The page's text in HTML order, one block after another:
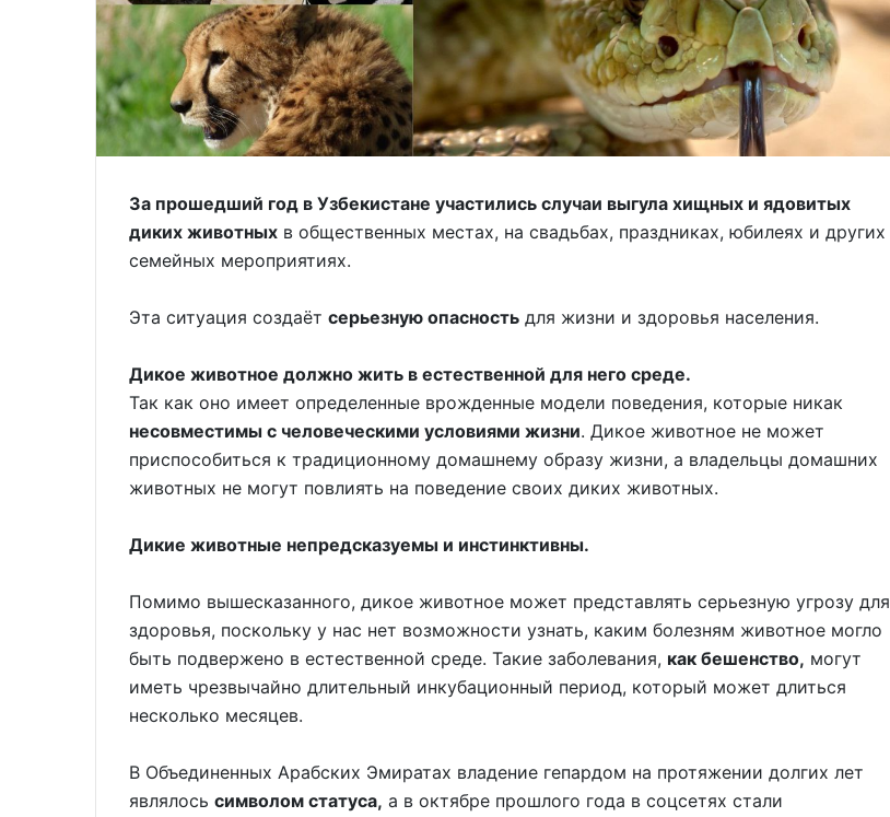
За прошедший год в Узбекистане участились случаи выгула хищных и ядовитых
диких животных в общественных местах, на свадьбах, праздниках, юбилеях и других
семейных мероприятиях.
Эта ситуация создаёт серьезную опасность для жизни и здоровья населения.
Дикое животное должно жить в естественной для него среде.
Так как оно имеет определенные врожденные модели поведения, которые никак
несовместимы с человеческими условиями жизни. Дикое животное не может
приспособиться к традиционному домашнему образу жизни, а владельцы домашних
животных не могут повлиять на поведение своих диких животных.
Дикие животные непредсказуемы и инстинктивны.
Помимо вышесказанного, дикое животное может представлять серьезную угрозу для
здоровья, поскольку у нас нет возможности узнать, каким болезням животное могло
быть подвержено в естественной среде. Такие заболевания, как бешенство, могут
иметь чрезвычайно длительный инкубационный период, который может длиться
несколько месяцев.
В Объединенных Арабских Эмиратах владение гепардом на протяжении долгих лет
являлось символом статуса, а в октябре прошлого года в соцсетях стали